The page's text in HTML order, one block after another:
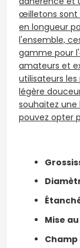
œilletons sont
en longueur
l'ensemble,
gamme pour
amateurs et
utilisateurs
légère
souhaitez une
pouvez opter
Mise
Champ